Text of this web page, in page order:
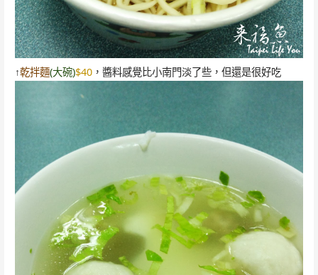
↑乾拌麵(大碗)$40，醬料感覺比小南門淡了些，但還是很好吃